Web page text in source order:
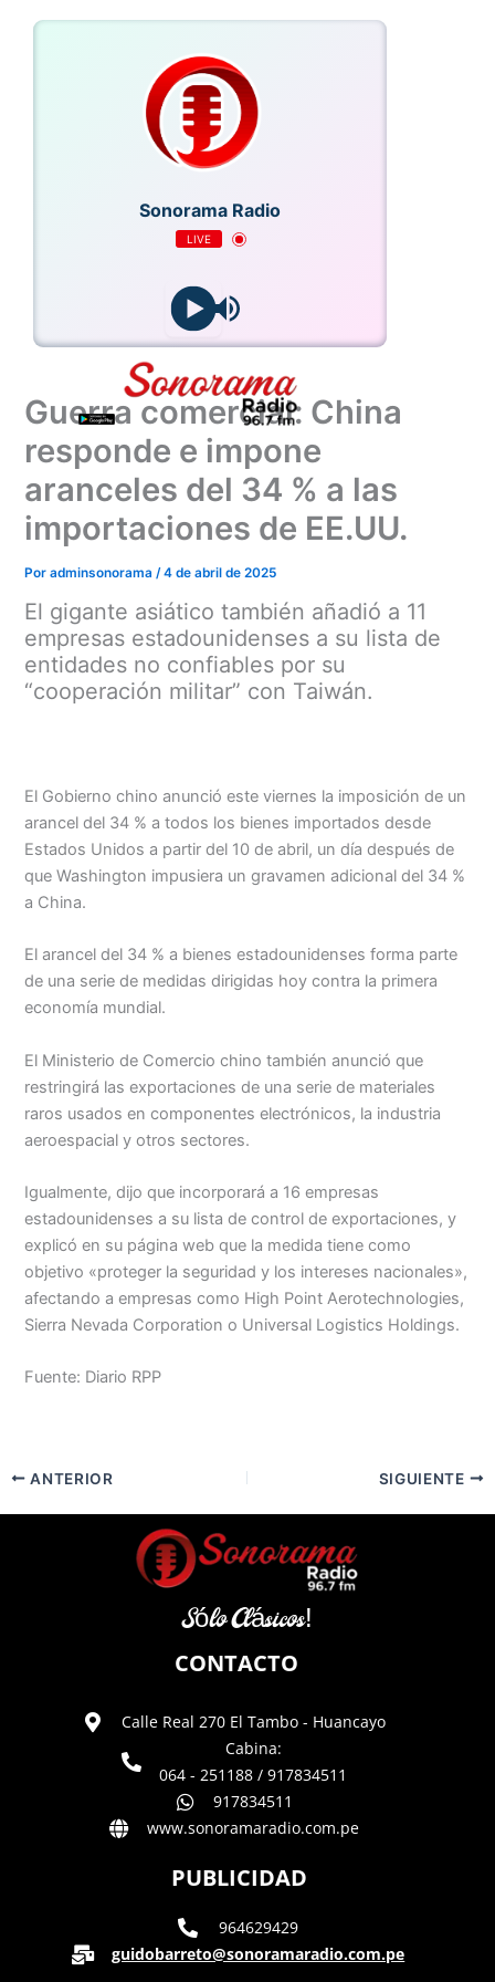
Sonorama Radio
LIVE
Menu
Guerra comercial: China
responde e impone
aranceles del 34 % a las
importaciones de EE.UU.
Poradminsonorama/4 de abril de 2025
El gigante asiático también añadió a 11
empresas estadounidenses a su lista de
entidades no confiables por su
“cooperación militar” con Taiwán.
El Gobierno chino anunció este viernes la imposición de un
arancel del 34 % a todos los bienes importados desde
Estados Unidos a partir del 10 de abril, un día después de
que Washington impusiera un gravamen adicional del 34 %
a China.
El arancel del 34 % a bienes estadounidenses forma parte
de una serie de medidas dirigidas hoy contra la primera
economía mundial.
El Ministerio de Comercio chino también anunció que
restringirá las exportaciones de una serie de materiales
raros usados en componentes electrónicos, la industria
aeroespacial y otros sectores.
Igualmente, dijo que incorporará a 16 empresas
estadounidenses a su lista de control de exportaciones, y
explicó en su página web que la medida tiene como
objetivo «proteger la seguridad y los intereses nacionales»,
afectando a empresas como High Point Aerotechnologies,
Sierra Nevada Corporation o Universal Logistics Holdings.
Fuente: Diario RPP
ANTERIOR SIGUIENTE
Sólo Clásicos!
CONTACTO
Calle Real 270 El Tambo - Huancayo
Cabina:
064 - 251188 / 917834511
917834511
www.sonoramaradio.com.pe
PUBLICIDAD
964629429
guidobarreto@sonoramaradio.com.pe